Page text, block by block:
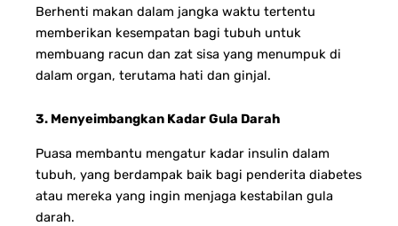
Berhenti makan dalam jangka waktu tertentu
memberikan kesempatan bagi tubuh untuk
membuang racun dan zat sisa yang menumpuk di
dalam organ, terutama hati dan ginjal.
3. Menyeimbangkan Kadar Gula Darah
Puasa membantu mengatur kadar insulin dalam
tubuh, yang berdampak baik bagi penderita diabetes
atau mereka yang ingin menjaga kestabilan gula
darah.